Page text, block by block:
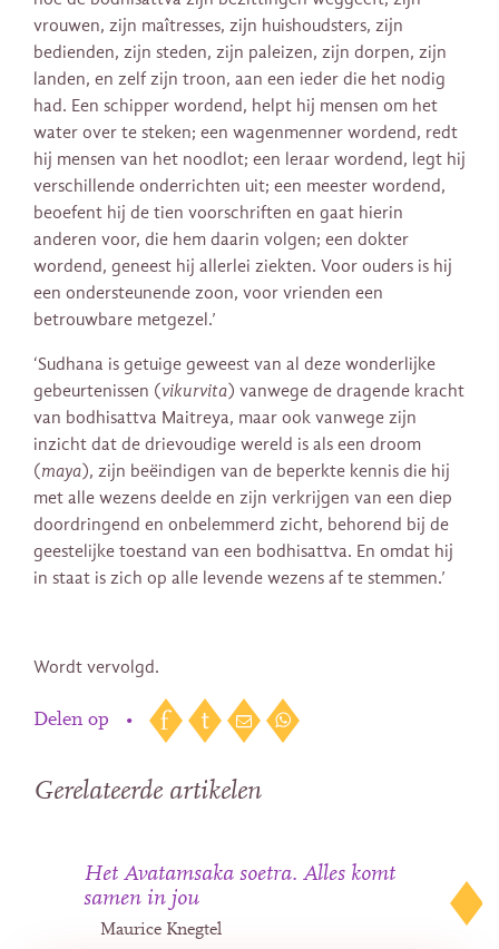
vrouwen, zijn maîtresses, zijn huishoudsters, zijn
bedienden, zijn steden, zijn paleizen, zijn dorpen, zijn
landen, en zelf zijn troon, aan een ieder die het nodig
had. Een schipper wordend, helpt hij mensen om het
water over te steken; een wagenmenner wordend, redt
hij mensen van het noodlot; een leraar wordend, legt hij
verschillende onderrichten uit; een meester wordend,
beoefent hij de tien voorschriften en gaat hierin
anderen voor, die hem daarin volgen; een dokter
wordend, geneest hij allerlei ziekten. Voor ouders is hij
een ondersteunende zoon, voor vrienden een
betrouwbare metgezel.’
‘Sudhana is getuige geweest van al deze wonderlijke
gebeurtenissen (vikurvita) vanwege de dragende kracht
van bodhisattva Maitreya, maar ook vanwege zijn
inzicht dat de drievoudige wereld is als een droom
(maya), zijn beëindigen van de beperkte kennis die hij
met alle wezens deelde en zijn verkrijgen van een diep
doordringend en onbelemmerd zicht, behorend bij de
geestelijke toestand van een bodhisattva. En omdat hij
in staat is zich op alle levende wezens af te stemmen.’
Wordt vervolgd.
Delen op •
Gerelateerde artikelen
Het Avatamsaka soetra. Alles komt
samen in jou
Maurice Knegtel